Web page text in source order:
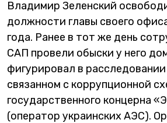
Владимир Зеленский
должности главы своего
года. Ранее в тот же день
САП провели обыски у него
фигурировал в
связанном с коррупционной
государственного концерна
(оператор украинских АЭС).